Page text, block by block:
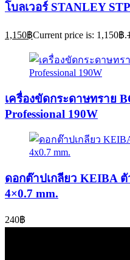
โบลเวอร์ STANLEY
1,150฿Current price is: 1,150฿.
เครื่องขัดกระดาษทราย
Professional 190W
ดอกต๊าปเกลียว KEIBA
4×0.7 mm.
240฿